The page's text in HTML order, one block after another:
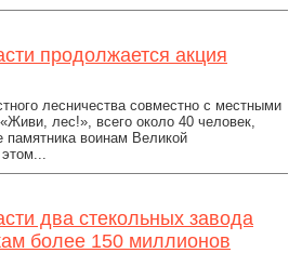
продолжается акция
лесничества совместно с местными
лес!», всего около 40 человек,
памятника воинам Великой
два стекольных завода
более 150 миллионов